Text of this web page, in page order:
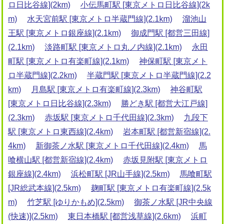
ロ日比谷線](2km)
小伝馬町駅 [東京メトロ日比谷線](2k
m)
水天宮前駅 [東京メトロ半蔵門線](2.1km)
溜池山
王駅 [東京メトロ銀座線](2.1km)
御成門駅 [都営三田線]
(2.1km)
淡路町駅 [東京メトロ丸ノ内線](2.1km)
永田
町駅 [東京メトロ有楽町線](2.1km)
神保町駅 [東京メト
ロ半蔵門線](2.2km)
半蔵門駅 [東京メトロ半蔵門線](2.2
km)
月島駅 [東京メトロ有楽町線](2.3km)
神谷町駅
[東京メトロ日比谷線](2.3km)
勝どき駅 [都営大江戸線]
(2.3km)
赤坂駅 [東京メトロ千代田線](2.3km)
九段下
駅 [東京メトロ東西線](2.4km)
岩本町駅 [都営新宿線](2.
4km)
新御茶ノ水駅 [東京メトロ千代田線](2.4km)
馬
喰横山駅 [都営新宿線](2.4km)
赤坂見附駅 [東京メトロ
銀座線](2.4km)
浜松町駅 [JR山手線](2.5km)
馬喰町駅
[JR総武本線](2.5km)
麹町駅 [東京メトロ有楽町線](2.5k
m)
竹芝駅 [ゆりかもめ](2.5km)
御茶ノ水駅 [JR中央線
(快速)](2.5km)
東日本橋駅 [都営浅草線](2.6km) 浜町